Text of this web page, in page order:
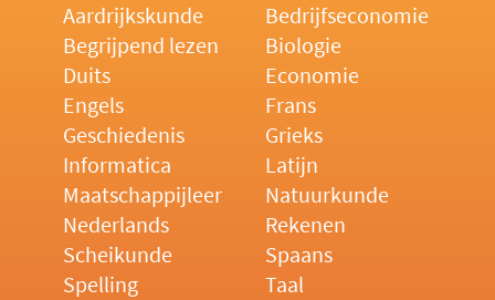
Aardrijkskunde
Bedrijfseconomie
Begrijpend lezen
Biologie
Duits
Economie
Engels
Frans
Geschiedenis
Grieks
Informatica
Latijn
Maatschappijleer
Natuurkunde
Nederlands
Rekenen
Scheikunde
Spaans
Spelling
Taal